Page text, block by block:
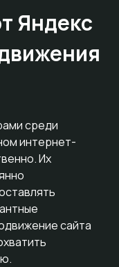
Яндекс
среди
интернет-
Их
сайта